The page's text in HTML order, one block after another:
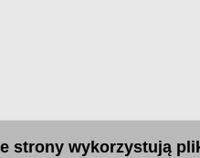
strony wykorzystują